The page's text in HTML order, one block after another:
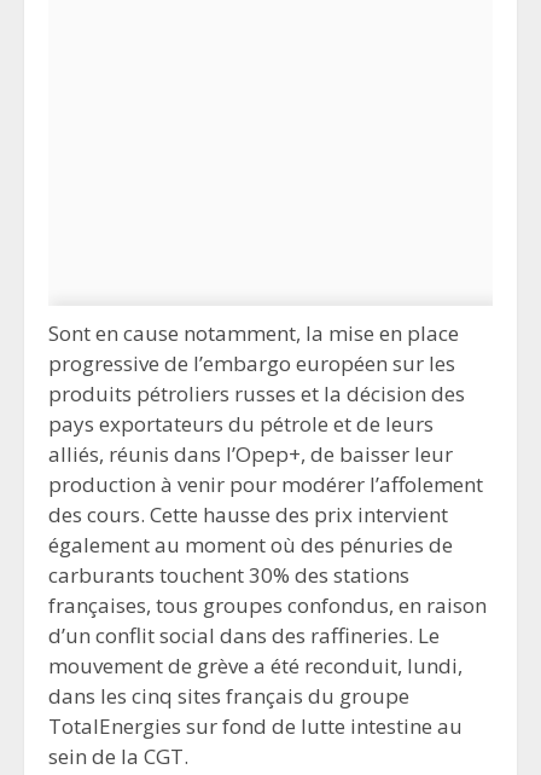
Sont en cause notamment, la mise en place
progressive de l’embargo européen sur les
produits pétroliers russes et la décision des
pays exportateurs du pétrole et de leurs
alliés, réunis dans l’Opep+, de baisser leur
production à venir pour modérer l’affolement
des cours. Cette hausse des prix intervient
également au moment où des pénuries de
carburants touchent 30% des stations
françaises, tous groupes confondus, en raison
d’un conflit social dans des raffineries. Le
mouvement de grève a été reconduit, lundi,
dans les cinq sites français du groupe
TotalEnergies sur fond de lutte intestine au
sein de la CGT.